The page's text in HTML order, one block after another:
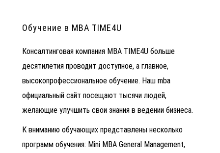
Обучение в MBA TIME4U
Консалтинговая компания MBA TIME4U больше
десятилетия проводит доступное, а главное,
высокопрофессиональное обучение. Наш mba
официальный сайт посещают тысячи людей,
желающие улучшить свои знания в ведении бизнеса.
К вниманию обучающих представлены несколько
программ обучения: Mini MBA General Management,